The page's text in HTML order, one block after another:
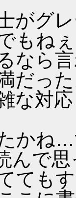
がグ
もね
なら
だっ
な対
かね
んで
ても